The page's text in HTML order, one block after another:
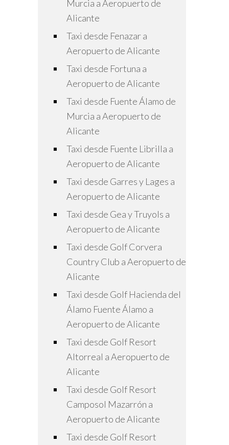
Murcia a Aeropuerto de
Alicante
Taxi desde Fenazar a
Aeropuerto de Alicante
Taxi desde Fortuna a
Aeropuerto de Alicante
Taxi desde Fuente Álamo de
Murcia a Aeropuerto de
Alicante
Taxi desde Fuente Librilla a
Aeropuerto de Alicante
Taxi desde Garres y Lages a
Aeropuerto de Alicante
Taxi desde Gea y Truyols a
Aeropuerto de Alicante
Taxi desde Golf Corvera
Country Club a Aeropuerto de
Alicante
Taxi desde Golf Hacienda del
Álamo Fuente Álamo a
Aeropuerto de Alicante
Taxi desde Golf Resort
Altorreal a Aeropuerto de
Alicante
Taxi desde Golf Resort
Camposol Mazarrón a
Aeropuerto de Alicante
Taxi desde Golf Resort